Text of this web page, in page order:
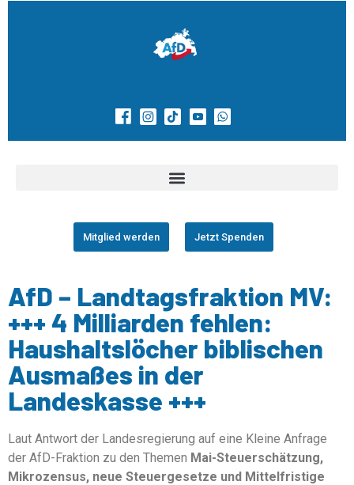
Mitglied werden Jetzt Spenden
AfD – Landtagsfraktion MV:
+++ 4 Milliarden fehlen:
Haushaltslöcher biblischen
Ausmaßes in der
Landeskasse +++
Laut Antwort der Landesregierung auf eine Kleine Anfrage
der AfD-Fraktion zu den Themen Mai-Steuerschätzung,
Mikrozensus, neue Steuergesetze und Mittelfristige